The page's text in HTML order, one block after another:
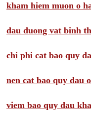
kham hiem muon o
dau duong vat binh
chi phi cat bao quy
nen cat bao quy dau
viem bao quy dau